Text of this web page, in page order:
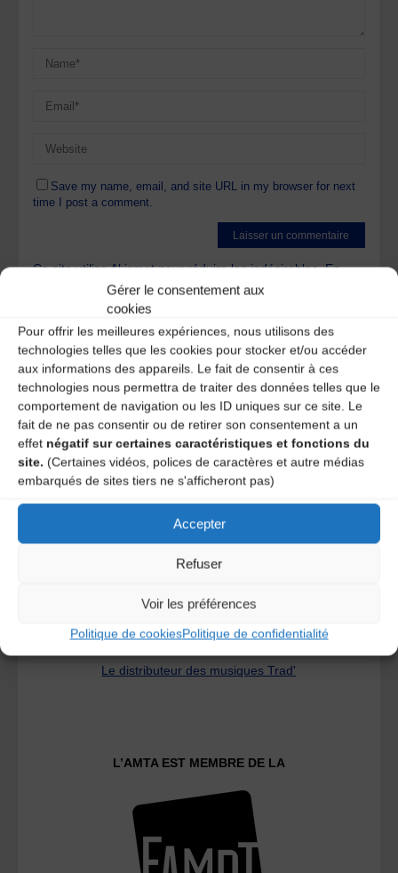
Gérer le consentement aux
cookies
Pour offrir les meilleures expériences, nous utilisons des
technologies telles que les cookies pour stocker et/ou accéder
aux informations des appareils. Le fait de consentir à ces
technologies nous permettra de traiter des données telles que le
comportement de navigation ou les ID uniques sur ce site. Le
fait de ne pas consentir ou de retirer son consentement a un
effet négatif sur certaines caractéristiques et fonctions du
site. (Certaines vidéos, polices de caractères et autre médias
embarqués de sites tiers ne s'afficheront pas)
Accepter
Refuser
Voir les préférences
Politique de cookiesPolitique de confidentialité
Save my name, email, and site URL in my browser for next
time I post a comment.
Ce site utilise Akismet pour réduire les indésirables.En
savoir plus sur la façon dont les données de vos
commentaires sont traitées
A DECOUVRIR :
Le distributeur des musiques Trad'
L’AMTA EST MEMBRE DE LA